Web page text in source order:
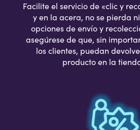
Facilite el servicio de «clic y
y en la acera, no se pierda
opciones de envío y
asegúrese de que, sin
los clientes, puedan
producto en la